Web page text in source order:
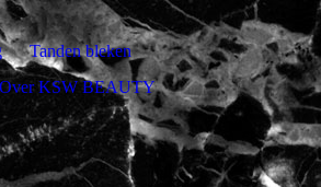
Tanden bleken
Over KSW BEAUTY